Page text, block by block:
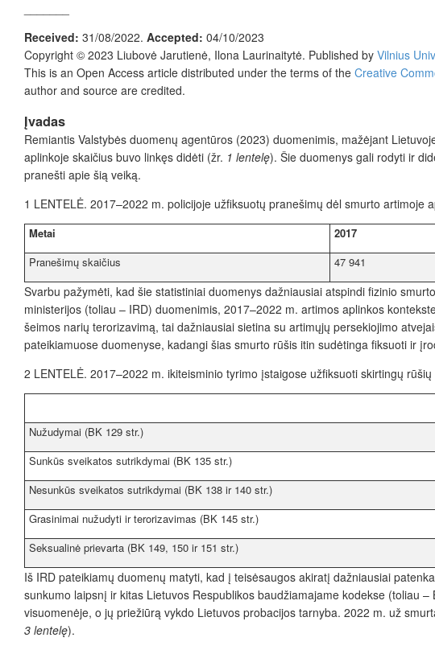
Received: 31/08/2022. Accepted: 04/10/2023
Copyright © 2023 Liubovė Jarutienė, Ilona Laurinaitytė. Published by Vilnius
This is an Open Access article distributed under the terms of the Creative
author and source are credited.
Įvadas
Remiantis Valstybės duomenų agentūros (2023) duomenimis, mažėjant
aplinkoje skaičius buvo linkęs didėti (žr. 1 lentelę). Šie duomenys gali rodyti ir
pranešti apie šią veiką.
1 LENTELĖ. 2017–2022 m. policijoje užfiksuotų pranešimų dėl smurto artimoje
Metai 2017
Pranešimų skaičius
47 941
Svarbu pažymėti, kad šie statistiniai duomenys dažniausiai atspindi fizinio
ministerijos (toliau – IRD) duomenimis, 2017–2022 m. artimos aplinkos
šeimos narių terorizavimą, tai dažniausiai sietina su artimųjų persekiojimo
pateikiamuose duomenyse, kadangi šias smurto rūšis itin sudėtinga fiksuoti ir
2 LENTELĖ. 2017–2022 m. ikiteisminio tyrimo įstaigose užfiksuoti skirtingų
Nužudymai (BK 129 str.)
Sunkūs sveikatos sutrikdymai (BK 135 str.)
Nesunkūs sveikatos sutrikdymai (BK 138 ir 140 str.)
Grasinimai nužudyti ir terorizavimas (BK 145 str.)
Seksualinė prievarta (BK 149, 150 ir 151 str.)
Iš IRD pateikiamų duomenų matyti, kad į teisėsaugos akiratį dažniausiai
sunkumo laipsnį ir kitas Lietuvos Respublikos baudžiamajame kodekse (toliau
visuomenėje, o jų priežiūrą vykdo Lietuvos probacijos tarnyba. 2022 m. už
3 lentelę).